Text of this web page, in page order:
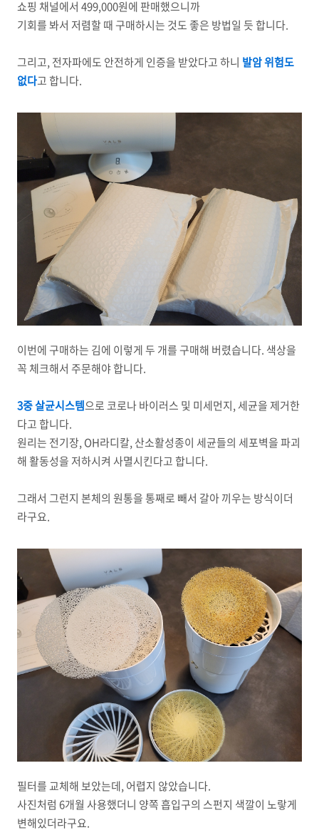
쇼핑 채널에서 499,000원에 판매했으니까
기회를 봐서 저렴할 때 구매하시는 것도 좋은 방법일 듯 합니다.
그리고, 전자파에도 안전하게 인증을 받았다고 하니 발암 위험도
없다고 합니다.
이번에 구매하는 김에 이렇게 두 개를 구매해 버렸습니다. 색상을
꼭 체크해서 주문해야 합니다.
3중 살균시스템으로 코로나 바이러스 및 미세먼지, 세균을 제거한
다고 합니다.
원리는 전기장, OH라디칼, 산소활성종이 세균들의 세포벽을 파괴
해 활동성을 저하시켜 사멸시킨다고 합니다.
그래서 그런지 본체의 원통을 통째로 빼서 갈아 끼우는 방식이더
라구요.
필터를 교체해 보았는데, 어렵지 않았습니다.
사진처럼 6개월 사용했더니 양쪽 흡입구의 스펀지 색깔이 노랗게
변해있더라구요.